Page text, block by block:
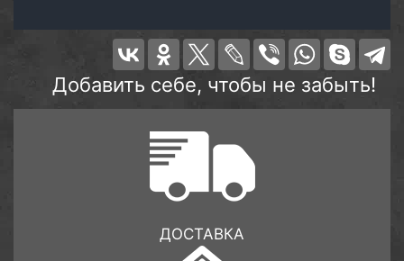
Добавить себе, чтобы не забыть!
ДОСТАВКА